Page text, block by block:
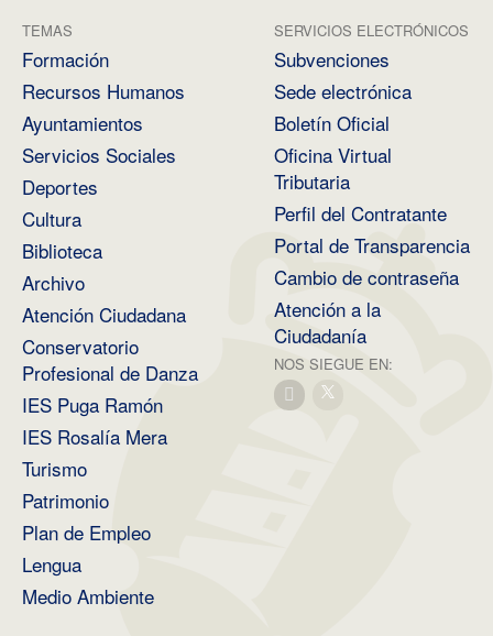
TEMAS
Formación
Recursos Humanos
Ayuntamientos
Servicios Sociales
Deportes
Cultura
Biblioteca
Archivo
Atención Ciudadana
Conservatorio
Profesional de Danza
IES Puga Ramón
IES Rosalía Mera
Turismo
Patrimonio
Plan de Empleo
Lengua
Medio Ambiente
SERVICIOS ELECTRÓNICOS
Subvenciones
Sede electrónica
Boletín Oficial
Oficina Virtual
Tributaria
Perfil del Contratante
Portal de Transparencia
Cambio de contraseña
Atención a la
Ciudadanía
NOS SIEGUE EN: